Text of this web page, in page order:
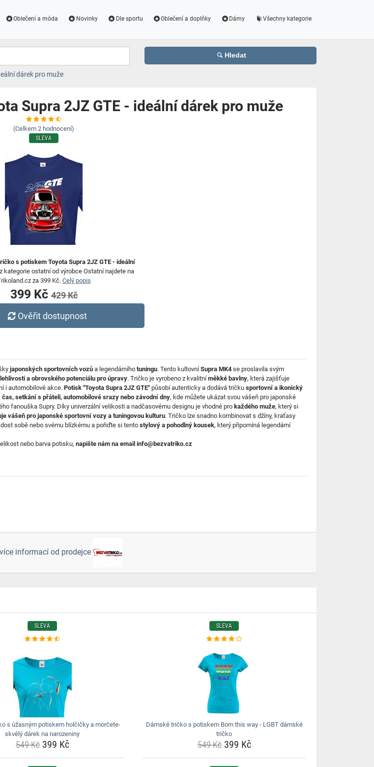
Oblečení a móda Novinky Dle sportu Oblečení a doplňky Dámy Všechny kategorie
Hledat
dárek pro muže
Supra 2JZ GTE - ideální dárek pro muže
(Celkem 2 hodnocení)
SLEVA
s potiskem Toyota Supra 2JZ GTE - ideální
kategorie ostatní od výrobce Ostatní najdete na
za 399 Kč. Celý popis
399 Kč429 Kč
Ověřit dostupnost
japonských sportovních vozů a legendárního tuningu. Tento kultovníSupra MK4se proslavila svým
a obrovského potenciálu pro úpravy. Tričko je vyrobeno z kvalitníměkké bavlny, která zajišťuje
i automobilové akce.Potisk "Toyota Supra 2JZ GTE" působí autenticky a dodává tričku sportovní a ikonický
čas, setkání s přáteli, automobilové srazy nebo závodní dny, kde můžete ukázat svou vášeň pro japonské
fanouška Supry. Díky univerzální velikosti a nadčasovému designu je vhodné pro každého muže, který si
vášeň pro japonské sportovní vozy a tuningovou kulturu. Tričko lze snadno kombinovat s džíny, kraťasy
sobě nebo svému blízkému a pořiďte si tento stylový a pohodlný kousek, který připomíná legendární
nebo barva potisku, napište nám na email info@bezvatriko.cz
informací od prodejce
SLEVA
s úžasným potiskem holčičky a morčete-
skvělý dárek na narozeniny
549 Kč399 Kč
SLEVA
Dámské tričko s potiskem Born this way - LGBT dámské
tričko
549 Kč399 Kč